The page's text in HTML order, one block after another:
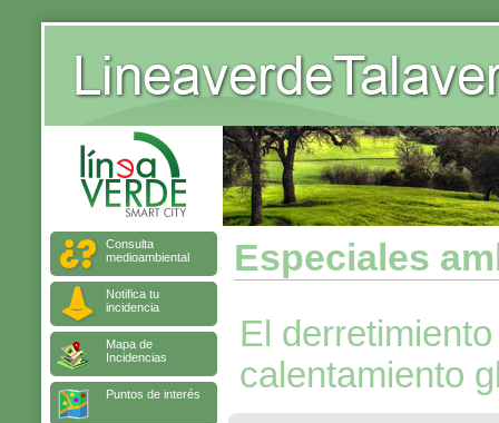
Consulta
medioambiental
Notifica tu
incidencia
Mapa de
Incidencias
Puntos de interés
Especiales
El
calentamiento